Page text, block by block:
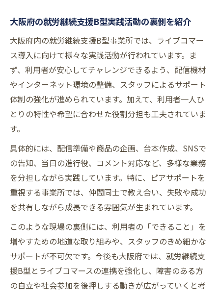
大阪府の就労継続支援B型実践活動の裏側を紹介
大阪府内の就労継続支援B型事業所では、ライブコマー
ス導入に向けて様々な実践活動が行われています。ま
ず、利用者が安心してチャレンジできるよう、配信機材
やインターネット環境の整備、スタッフによるサポート
体制の強化が進められています。加えて、利用者一人ひ
とりの特性や希望に合わせた役割分担も工夫されていま
す。
具体的には、配信準備や商品の企画、台本作成、SNSで
の告知、当日の進行役、コメント対応など、多様な業務
を分担しながら実践しています。特に、ピアサポートを
重視する事業所では、仲間同士で教え合い、失敗や成功
を共有しながら成長できる雰囲気が生まれています。
このような現場の裏側には、利用者の「できること」を
増やすための地道な取り組みや、スタッフのきめ細かな
サポートが不可欠です。今後も大阪府では、就労継続支
援B型とライブコマースの連携を強化し、障害のある方
の自立や社会参加を後押しする動きが広がっていくと考